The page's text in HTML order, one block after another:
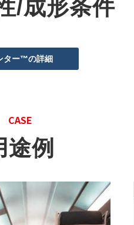
/成形条件
ター™の詳細
CASE
途例